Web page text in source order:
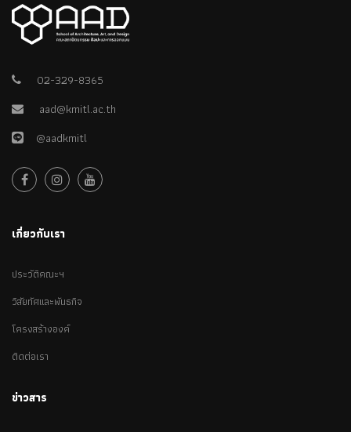
02-329-8365
aad@kmitl.ac.th
@aadkmitl
เกี่ยวกับเรา
ประวัติคณะฯ
วิสัยทัศและพันธกิจ
โครงสร้างองค์
ติดต่อเรา
ข่าวสาร